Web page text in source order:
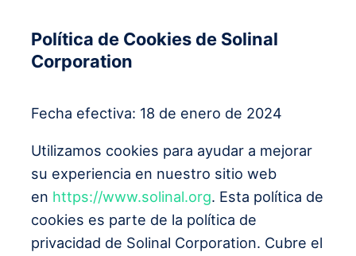
Política de Cookies de Solinal
Corporation
Fecha efectiva: 18 de enero de 2024
Utilizamos cookies para ayudar a mejorar
su experiencia en nuestro sitio web
en https://www.solinal.org. Esta política de
cookies es parte de la política de
privacidad de Solinal Corporation. Cubre el